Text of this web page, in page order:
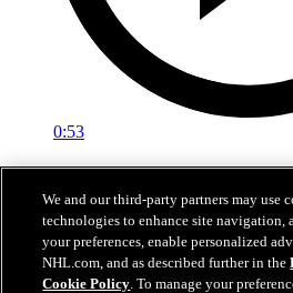
0:53
Viel crée l'égalité en fin de 3e
EDM@ANA: Viel crée l'égalité en fin
27 avr. 2026
We and our third-party partners may use
technologies to enhance site navigation,
your preferences, enable personalized
NHL.com, and as described further in the
Cookie Policy. To manage your